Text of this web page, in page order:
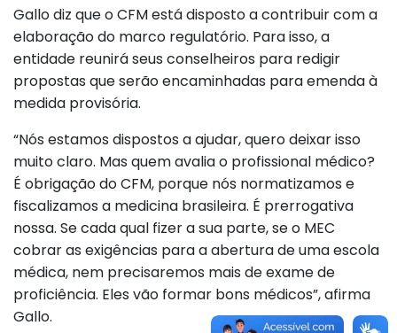
Gallo diz que o CFM está disposto a contribuir com a
elaboração do marco regulatório. Para isso, a
entidade reunirá seus conselheiros para redigir
propostas que serão encaminhadas para emenda à
medida provisória.
“Nós estamos dispostos a ajudar, quero deixar isso
muito claro. Mas quem avalia o profissional médico?
É obrigação do CFM, porque nós normatizamos e
fiscalizamos a medicina brasileira. É prerrogativa
nossa. Se cada qual fizer a sua parte, se o MEC
cobrar as exigências para a abertura de uma escola
médica, nem precisaremos mais de exame de
proficiência. Eles vão formar bons médicos”, afirma
Gallo.